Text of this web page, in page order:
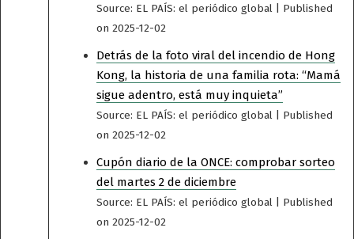
Source: EL PAÍS: el periódico global
Published
on 2025-12-02
Detrás de la foto viral del incendio de Hong
Kong, la historia de una familia rota: “Mamá
sigue adentro, está muy inquieta”
Source: EL PAÍS: el periódico global
Published
on 2025-12-02
Cupón diario de la ONCE: comprobar sorteo
del martes 2 de diciembre
Source: EL PAÍS: el periódico global
Published
on 2025-12-02